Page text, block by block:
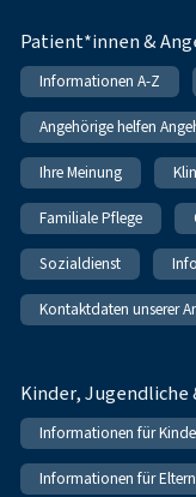
Patient*innen &
Informationen A-Z
Angehörige helfen
Ihre Meinung
Familiale Pflege
Sozialdienst
Kontaktdaten unserer
Kinder, Jugendliche
Informationen für
Informationen für Eltern